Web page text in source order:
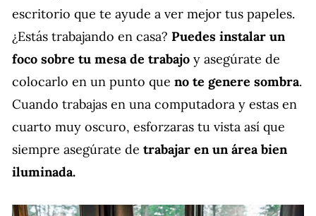
escritorio que te ayude a ver mejor tus papeles.
¿Estás trabajando en casa? Puedes instalar un
foco sobre tu mesa de trabajo y asegúrate de
colocarlo en un punto que no te genere sombra.
Cuando trabajas en una computadora y estas en
cuarto muy oscuro, esforzaras tu vista así que
siempre asegúrate de trabajar en un área bien
iluminada.